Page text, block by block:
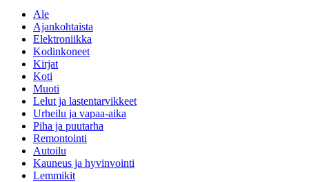
Ale
Ajankohtaista
Elektroniikka
Kodinkoneet
Kirjat
Koti
Muoti
Lelut ja lastentarvikkeet
Urheilu ja vapaa-aika
Piha ja puutarha
Remontointi
Autoilu
Kauneus ja hyvinvointi
Lemmikit